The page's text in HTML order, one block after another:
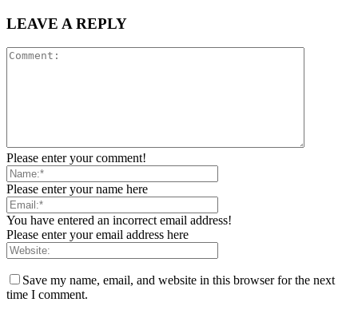
LEAVE A REPLY
Please enter your comment!
Please enter your name here
You have entered an incorrect email address!
Please enter your email address here
Save my name, email, and website in this browser for the next
time I comment.